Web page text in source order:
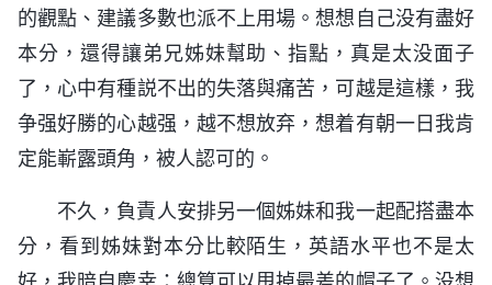
的觀點、建議多數也派不上用場。想想自己没有盡好
本分，還得讓弟兄姊妹幫助、指點，真是太没面子
了，心中有種説不出的失落與痛苦，可越是這樣，我
争强好勝的心越强，越不想放弃，想着有朝一日我肯
定能嶄露頭角，被人認可的。
不久，負責人安排另一個姊妹和我一起配搭盡本
分，看到姊妹對本分比較陌生，英語水平也不是太